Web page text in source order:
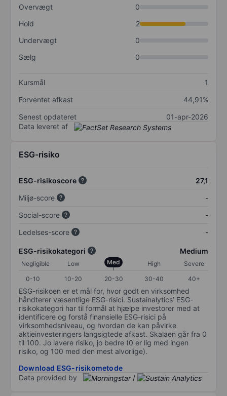
Overvægt
0
Hold
2
Undervægt
0
Sælg
0
Kursmål
1
Forventet afkast
44,91%
Senest opdateret
01-apr-2026
Data leveret af
ESG-risiko
ESG-risikoscore
27,1
Miljø-score
-
Social-score
-
Ledelses-score
-
ESG-risikokategori Medium
Negligible Low Med High
Severe
0-10
10-20 20-30 30-40 40+
ESG-risikoen er et mål for, hvor godt en virksomhed
håndterer væsentlige ESG-risici. Sustainalytics’ ESG-
risikokategori har til formål at hjælpe investorer med at
identificere og forstå finansielle ESG-risici på
virksomhedsniveau, og hvordan de kan påvirke
aktieinvesteringers langsigtede afkast. Skalaen går fra 0
til 100. Jo lavere risiko, jo bedre (0 er lig med ingen
risiko, og 100 med den mest alvorlige).
Download ESG-risikometode
Data provided by
/